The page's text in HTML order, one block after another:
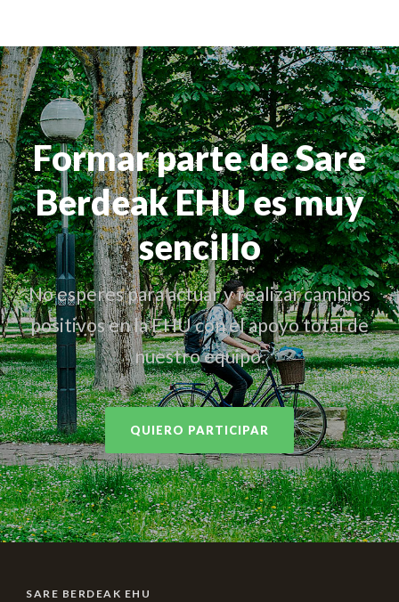
Formar parte de Sare
Berdeak EHU es muy
sencillo
No esperes para actuar y realizar cambios
positivos en la EHU con el apoyo total de
nuestro equipo.
QUIERO PARTICIPAR
SARE BERDEAK EHU